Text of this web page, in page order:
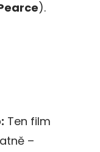
).
Ten film
–